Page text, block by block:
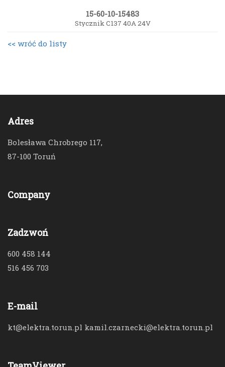
15-60-10-15483
Stycznik C137 40A 24V
<< wróć do listy
Adres
Bolesława Chrobrego 117,
87-100 Toruń
Company
Zadzwoń
600 458 144
516 456 703
E-mail
kt@elektra.torun.pl kamil.czarnecki@elektra.torun.pl